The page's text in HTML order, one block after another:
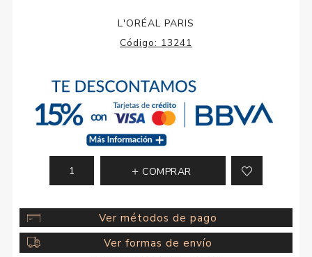
L'ORÉAL PARIS
Código: 13241
COMPRAR
Ver métodos de pago
Ver formas de envío